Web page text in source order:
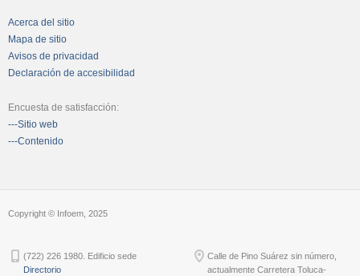
Acerca del sitio
Mapa de sitio
Avisos de privacidad
Declaración de accesibilidad
Encuesta de satisfacción:
---Sitio web
---Contenido
Copyright © Infoem, 2025
(722) 226 1980. Edificio sede
Directorio
Calle de Pino Suárez sin número,
actualmente Carretera Toluca-